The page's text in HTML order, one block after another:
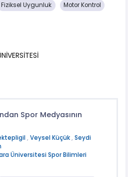
Fiziksel Uygunluk Motor Kontrol
Spor Medyasının
, Veysel Küçük, Seydi
Üniversitesi Spor Bilimleri